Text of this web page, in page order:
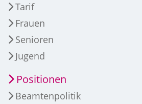
Tarif
Frauen
Senioren
Jugend
Positionen
Beamtenpolitik